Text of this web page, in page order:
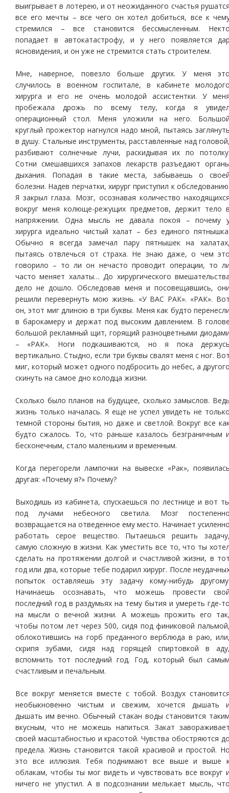
выигрывает в лотерею, и от неожиданного счастья
все его мечты – все чего он хотел добиться, все к
стремился – все становится бессмысленным.
попадает в автокатастрофу, и у него появляется
ясновидения, и он уже не стремится стать строителем.
Мне, наверное, повезло больше других. У меня
случилось в военном госпитале, в кабинете
хирурга и его не очень молодой ассистентки. У
пробежала дрожь по всему телу, когда я
операционный стол. Меня уложили на него.
круглый прожектор нагнулся надо мной, пытаясь
в душу. Стальные инструменты, расставленные над
разбивают солнечные лучи, раскидывая их по
Сотни смешавшихся запахов лекарств разъедают
дыхания. Попадая в такие места, забываешь о
болезни. Надев перчатки, хирург приступил к
Я закрыл глаза. Мозг, осознавая количество
вокруг меня колюще-режущих предметов, держит тело
напряжении. Одна мысль не давала покоя – почему
хирурга идеально чистый халат – без единого
Обычно я всегда замечал пару пятнышек на
пытаясь отвлечься от страха. Не знаю даже, о чем
говорило – то ли он нечасто проводит операции, то
часто меняет халаты… До хирургического
дело не дошло. Обследовав меня и посовещавшись,
решили перевернуть мою жизнь. «У ВАС РАК». «РАК».
он, этот миг длиною в три буквы. Меня как будто
в барокамеру и держат под высоким давлением. В
большой рекламный щит, горящий разноцветными
– «РАК». Ноги подкашиваются, но я пока
вертикально. Стыдно, если три буквы свалят меня с ног.
миг, который может одного подбросить до небес, а
скинуть на самое дно колодца жизни.
Сколько было планов на будущее, сколько замыслов.
жизнь только началась. Я еще не успел увидеть не
темной стороны бытия, но даже и светлой. Вокруг все
будто сжалось. То, что раньше казалось безграничным
бесконечным, стало маленьким и временным.
Когда перегорели лампочки на вывеске «Рак»,
другая: «Почему я?» Почему?
Выходишь из кабинета, спускаешься по лестнице и вот
под лучами небесного светила. Мозг
возвращается на отведенное ему место. Начинает
работать серое вещество. Пытаешься решить
самую сложную в жизни. Как уместить все то, что ты
сделать на протяжении долгой и счастливой жизни, в
год или два, которые тебе подарил хирург. После
попыток оставляешь эту задачу кому-нибудь
Начинаешь осознавать, что можешь провести
последний год в раздумьях на тему бытия и умереть где-
на мысли о вечной жизни. А можешь прожить его
чтобы потом лет через 500, сидя под финиковой
облокотившись на горб преданного верблюда в раю,
скрипя зубами, сидя над горящей спиртовкой в
вспомнить тот последний год. Год, который был
счастливым и печальным.
Все вокруг меняется вместе с тобой. Воздух
необыкновенно чистым и свежим, хочется дышать
дышать им вечно. Обычный стакан воды становится
вкусным, что не можешь напиться. Закат
своей масштабностью и красотой. Чувства обостряются
предела. Жизнь становится такой красивой и простой.
это все иллюзия. Тебя поднимают все выше и выше
облакам, чтобы ты мог видеть и чувствовать все вокруг
ничего не упустил. А в подсознании мелькает мысль,